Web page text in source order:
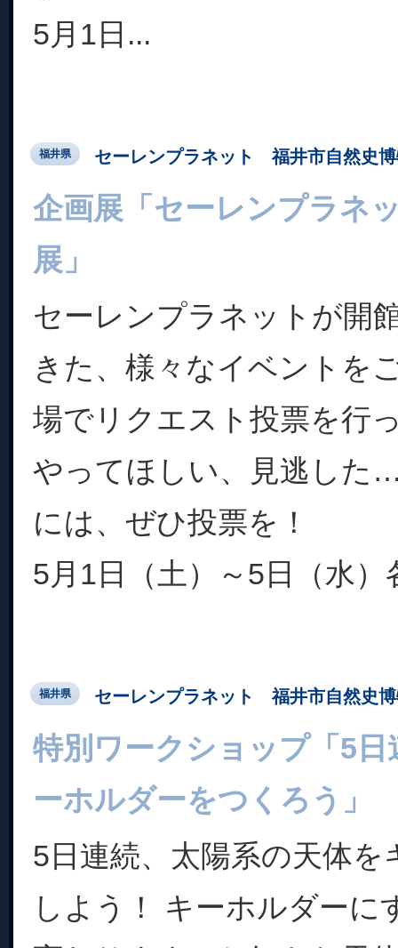
5月1日...
福井県 セーレンプラネット 福井市自然史
企画展「セーレンプラネ
展」
セーレンプラネットが開
きた、様々なイベントを
場でリクエスト投票を行
やってほしい、見逃した
には、ぜひ投票を！
5月1日（土）～5日（水）
福井県 セーレンプラネット 福井市自然史
特別ワークショップ「5日
ーホルダーをつくろう」
5日連続、太陽系の天体を
しよう！ キーホルダーに